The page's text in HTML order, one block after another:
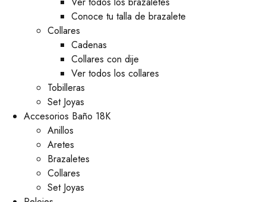
Conoce tu talla de brazalete
Collares
Cadenas
Collares con dije
Ver todos los collares
Tobilleras
Set Joyas
Accesorios Baño 18K
Anillos
Aretes
Brazaletes
Collares
Set Joyas